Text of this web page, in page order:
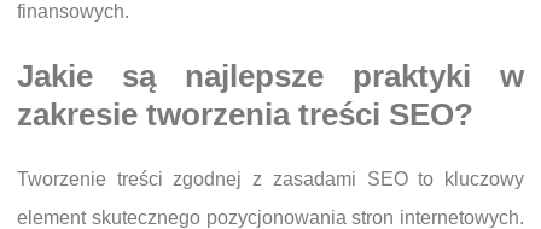
finansowych.
Jakie są najlepsze praktyki w
zakresie tworzenia treści SEO?
Tworzenie treści zgodnej z zasadami SEO to kluczowy
element skutecznego pozycjonowania stron internetowych.